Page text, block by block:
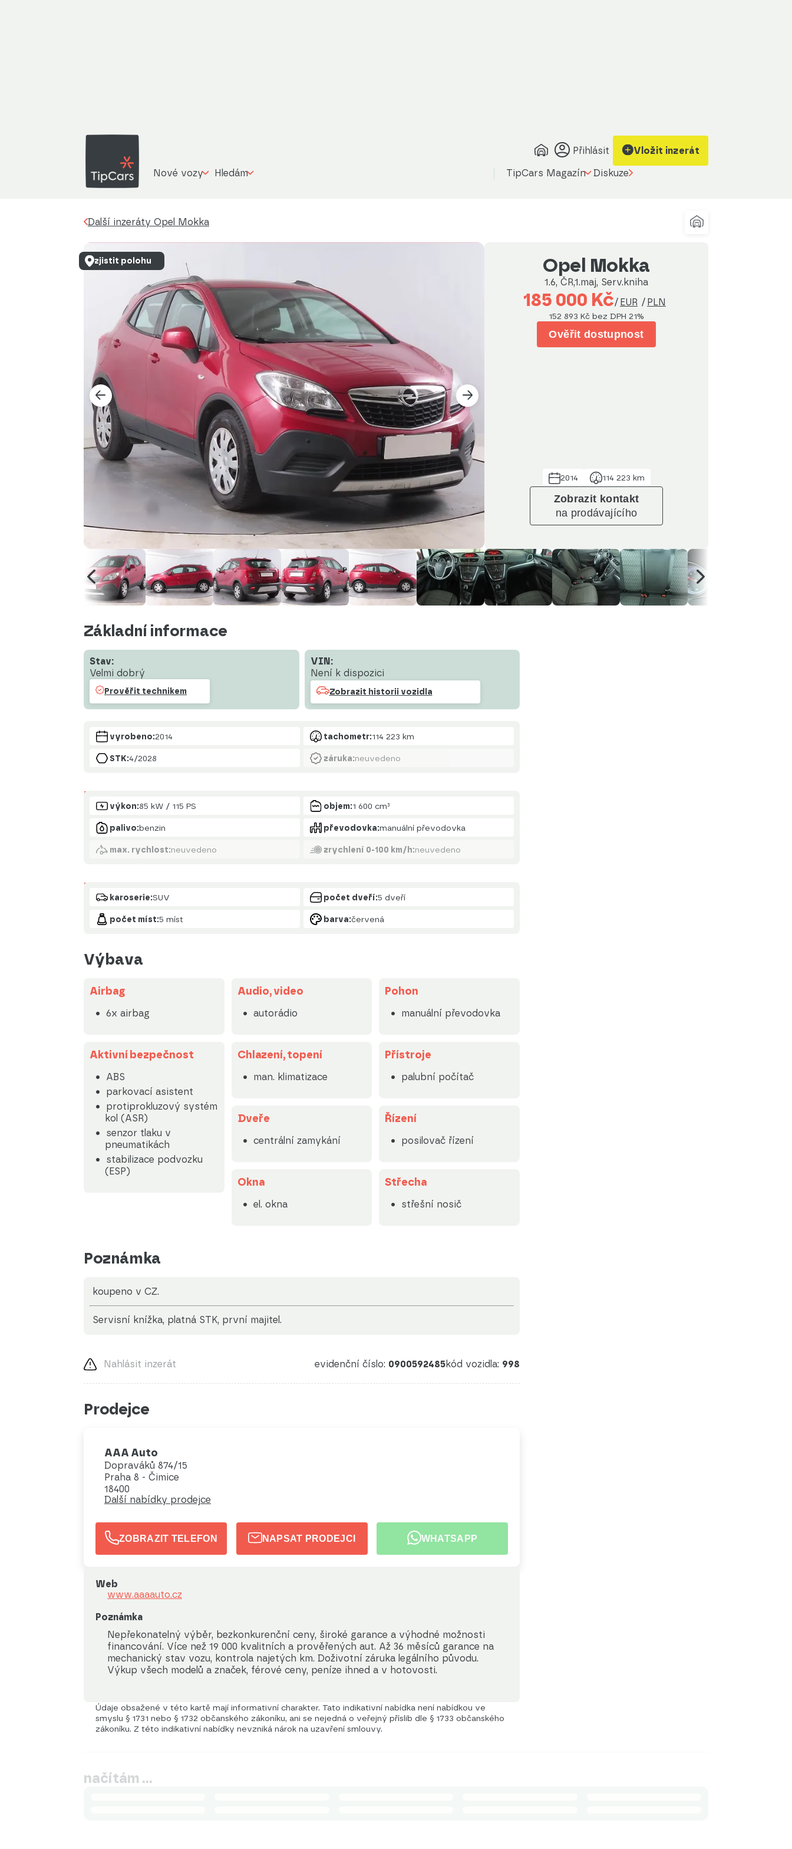
Přihlásit Vložit inzerát
Nové vozy Hledám TipCars Magazín Diskuze
Další inzeráty Opel Mokka
Opel Mokka
1.6, ČR,1.maj, Serv.kniha
185 000 Kč/ EUR / PLN
152 893 Kč bez DPH 21%
Ověřit dostupnost
2014 114 223 km
Zobrazit kontakt
na prodávajícího
zjistit polohu
Základní informace
Stav:
Velmi dobrý
Prověřit technikem
VIN:
Není k dispozici
Zobrazit historii vozidla
vyrobeno:2014 tachometr:114 223 km
STK:4/2028 záruka:neuvedeno
Motor
výkon:85 kW / 115 PS objem:1 600 cm³
palivo:benzin převodovka:manuální převodovka
max. rychlost:neuvedeno zrychlení 0-100 km/h:neuvedeno
Karoserie
karoserie:SUV počet dveří:5 dveří
počet míst:5 míst barva:červená
Výbava
Airbag
6x airbag
Aktivní bezpečnost
ABS
parkovací asistent
protiprokluzový systém
kol (ASR)
senzor tlaku v
pneumatikách
stabilizace podvozku
(ESP)
Audio, video
autorádio
Chlazení, topení
man. klimatizace
Dveře
centrální zamykání
Okna
el. okna
Pohon
manuální převodovka
Přístroje
palubní počítač
Řízení
posilovač řízení
Střecha
střešní nosič
Poznámka
koupeno v CZ.
servisní knížka, platná STK, první majitel.
evidenční číslo: 0900592485kód vozidla: 998
Nahlásit inzerát
Prodejce
AAA Auto
Dopraváků 874/15
Praha 8 - Čimice
18400
Další nabídky prodejce
ZOBRAZIT TELEFON NAPSAT PRODEJCI WHATSAPP
Web
www.aaaauto.cz
Poznámka
Nepřekonatelný výběr, bezkonkurenční ceny, široké garance a výhodné možnosti
financování. Více než 19 000 kvalitních a prověřených aut. Až 36 měsíců garance na
mechanický stav vozu, kontrola najetých km. Doživotní záruka legálního původu.
Výkup všech modelů a značek, férové ceny, peníze ihned a v hotovosti.
Údaje obsažené v této kartě mají informativní charakter. Tato indikativní nabídka není nabídkou ve
smyslu § 1731 nebo § 1732 občanského zákoníku, ani se nejedná o veřejný příslib dle § 1733 občanského
zákoníku. Z této indikativní nabídky nevzniká nárok na uzavření smlouvy.
načítám …